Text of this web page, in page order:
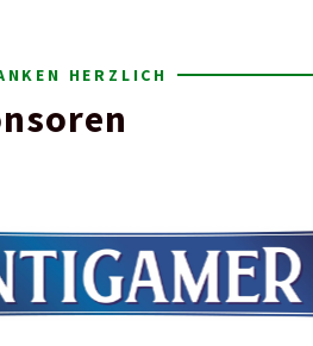
HERZLICH